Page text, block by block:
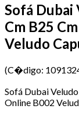
Sofá Dubai
Cm B25
Veludo
(C�digo:
Sofá Dubai
Online B002